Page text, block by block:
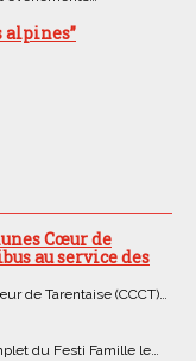
alpines”
Cœur de
au service des
de Tarentaise (CCCT)…
du Festi Famille le…